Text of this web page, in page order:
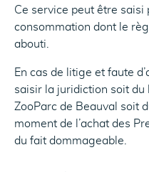
Ce service peut être saisi
consommation dont le
abouti.
En cas de litige et faute
saisir la juridiction soit du
ZooParc de Beauval soit
moment de l’achat des
du fait dommageable.